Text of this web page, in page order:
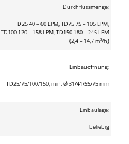
Durchflussmenge:
TD25 40 – 60 LPM, TD75 75 – 105 LPM,
TD100 120 – 158 LPM, TD150 180 – 245 LPM
(2,4 – 14,7 m³/h)
Einbauöffnung:
TD25/75/100/150, min. Ø 31/41/55/75 mm
Einbaulage:
beliebig